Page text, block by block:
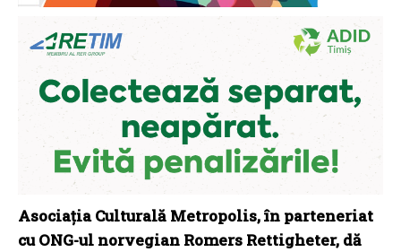
Asociația Culturală Metropolis, în parteneriat
cu ONG-ul norvegian Romers Rettigheter, dă